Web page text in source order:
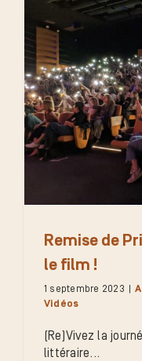
Remise de
le film !
1 septembre 2023
Vidéos
(Re)Vivez la
littéraire...